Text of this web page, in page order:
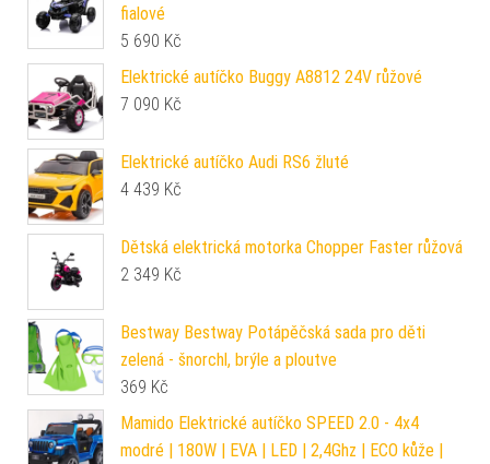
fialové
5 690 Kč
Elektrické autíčko Buggy A8812 24V růžové
7 090 Kč
Elektrické autíčko Audi RS6 žluté
4 439 Kč
Dětská elektrická motorka Chopper Faster růžová
2 349 Kč
Bestway Bestway Potápěčská sada pro děti
zelená - šnorchl, brýle a ploutve
369 Kč
Mamido Elektrické autíčko SPEED 2.0 - 4x4
modré | 180W | EVA | LED | 2,4Ghz | ECO kůže |